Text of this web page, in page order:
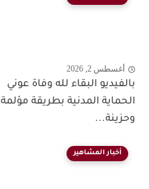
أغسطس 2, 2026
بالفيديو البقاء لله وفاة عوني
الحماية المدنية بطريقة مؤلمة
وحزينة...
أخبار المشاهير